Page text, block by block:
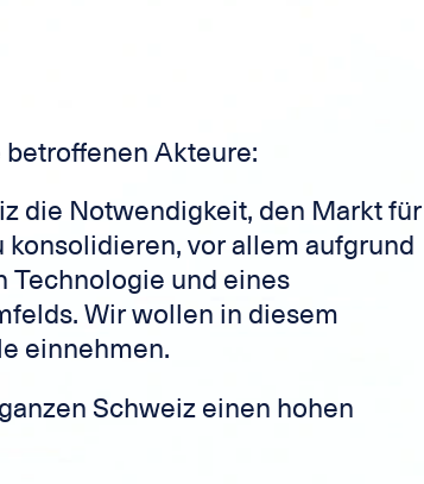
Akteure:
die Notwendigkeit, den Markt für
vor allem aufgrund
Technologie und eines
Wir wollen in diesem
einnehmen.
Schweiz einen hohen